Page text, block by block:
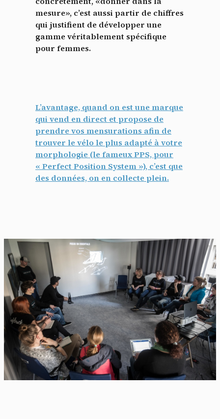
mesure», c’est aussi partir de chiffres
qui justifient de développer une
gamme véritablement spécifique
pour femmes.
L’avantage, quand on est une marque
qui vend en direct et propose de
prendre vos mensurations afin de
trouver le vélo le plus adapté à votre
morphologie (le fameux PPS, pour
« Perfect Position System »), c’est que
des données, on en collecte plein.